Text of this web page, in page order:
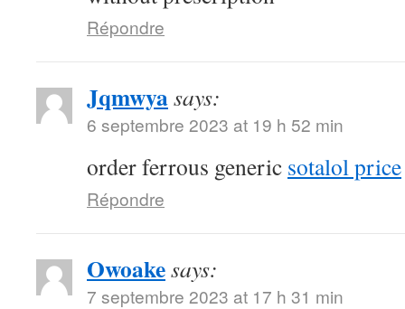
Répondre
Jqmwyasays:
6 septembre 2023 at 19 h 52 min
order ferrous generic sotalol price
Répondre
Owoakesays:
7 septembre 2023 at 17 h 31 min